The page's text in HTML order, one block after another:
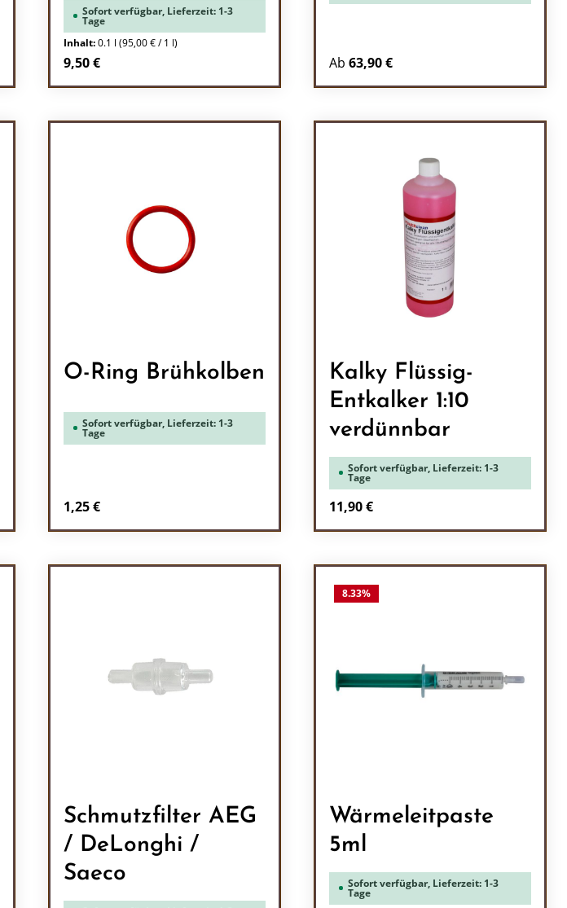
Sofort verfügbar, Lieferzeit: 1-3
Tage
Inhalt:0.1 l (95,00 € / 1 l)
Regulärer Preis:
9,50 € Ab 63,90 €
O-Ring Brühkolben
Sofort verfügbar, Lieferzeit: 1-3
Tage
Regulärer Preis:
1,25 €
Kalky Flüssig-
Entkalker 1:10
verdünnbar
Sofort verfügbar, Lieferzeit: 1-3
Tage
Regulärer Preis:
11,90 €
Schmutzfilter AEG
/ DeLonghi /
Saeco
8.33%
Wärmeleitpaste
5ml
Sofort verfügbar, Lieferzeit: 1-3
Tage